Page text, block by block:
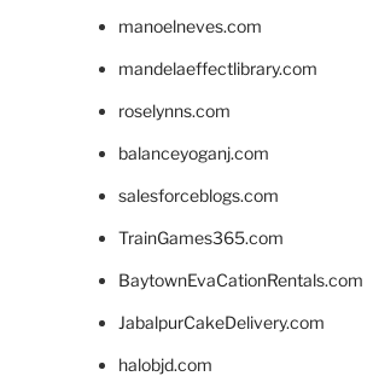
manoelneves.com
mandelaeffectlibrary.com
roselynns.com
balanceyoganj.com
salesforceblogs.com
TrainGames365.com
BaytownEvaCationRentals.com
JabalpurCakeDelivery.com
halobjd.com